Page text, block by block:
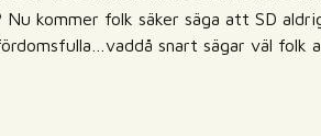
Nu kommer folk säker säga att SD
snart sägar väl folk